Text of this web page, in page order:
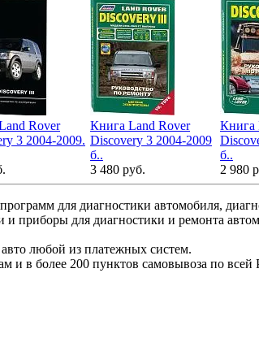
Rover
3 2004-2009.
Книга Land Rover
Discovery 3 2004-2009
б..
3 480 руб.
Книга
б..
2 980
для диагностики автомобиля,
и приборы для диагностики и ремонта
любой из платежных систем.
и в более 200 пунктов самовывоза по всей